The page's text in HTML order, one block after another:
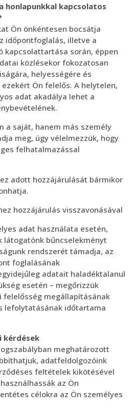
honlapunkkal kapcsolatos
Ön önkéntesen bocsátja
időpontfoglalás, illetve a
kapcsolattartása során, éppen
közlésekor fokozatosan
helyességére és
Ön felelős. A helytelen,
adat akadálya lehet a
a saját, hanem más személy
meg, úgy vélelmezzük, hogy
felhatalmazással
adott hozzájárulását bármikor
hozzájárulás visszavonásával
adat használata esetén,
látogatónk bűncselekményt
rendszerét támadja, az
foglalásának
adatait haladéktalanul
esetén – megőrizzük
felelősség megállapításának
lefolytatásának időtartama
kérdések
meghatározott
adatfeldolgozóink
feltételek kikötésével
az Ön
célokra az Ön személyes